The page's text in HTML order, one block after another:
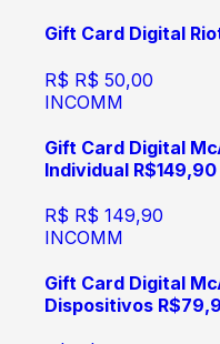
Gift Card Digital
R$ R$ 50,00
INCOMM
Gift Card Digital
Individual R$149,90
R$ R$ 149,90
INCOMM
Gift Card Digital
Dispositivos